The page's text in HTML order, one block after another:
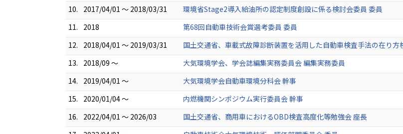
10.
2017/04/01 ～ 2018/03/31
環境省Stage2導入給油所の認定制度創設に係る検討会委員 委員
11.
2018
第68回自動車技術会賞選考委員 委員
12.
2018/04/01 ～ 2019/03/31
国土交通省、車載式故障診断装置を活用した自動車検査手法の在り
13.
2018/09 ～
大気環境学会、学会誌編集実務委員会 編集実務委員
14.
2019/04/01 ～
大気環境学会自動車環境分科会 幹事
15.
2020/01/04 ～
内燃機関シンポジウム実行委員会 幹事
16.
2022/04/01 ～ 2026/03
国土交通省、商用車におけるOBD検査高度化等勉強会 座長